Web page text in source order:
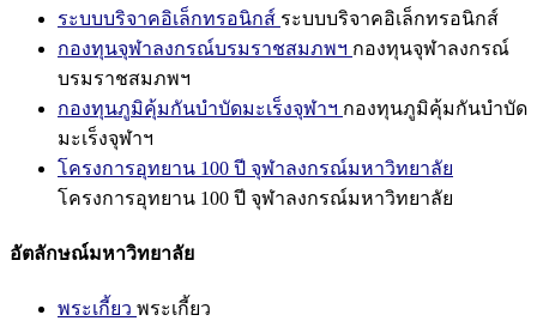
ระบบบริจาคอิเล็กทรอนิกส์ ระบบบริจาคอิเล็กทรอนิกส์
กองทุนจุฬาลงกรณ์บรมราชสมภพฯ กองทุนจุฬาลงกรณ์
บรมราชสมภพฯ
กองทุนภูมิคุ้มกันบำบัดมะเร็งจุฬาฯ กองทุนภูมิคุ้มกันบำบัด
มะเร็งจุฬาฯ
โครงการอุทยาน 100 ปี จุฬาลงกรณ์มหาวิทยาลัย
โครงการอุทยาน 100 ปี จุฬาลงกรณ์มหาวิทยาลัย
อัตลักษณ์มหาวิทยาลัย
พระเกี้ยว พระเกี้ยว